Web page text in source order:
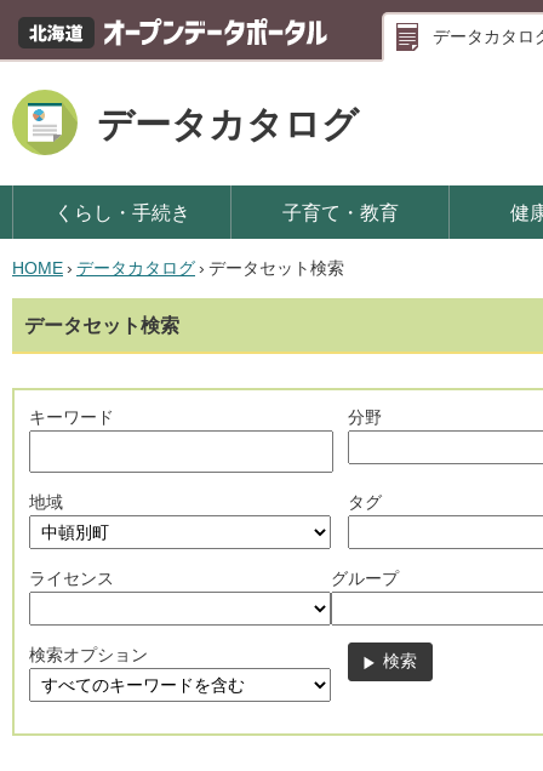
データカタロ
データカタログ
くらし・手続き 子育て・教育 健
HOME› データカタログ› データセット検索
データセット検索
キーワード 分野
地域 タグ
ライセンス グループ
検索オプション